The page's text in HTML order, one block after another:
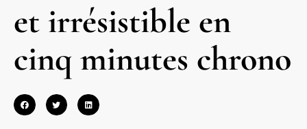
et irrésistible en
cinq minutes chrono